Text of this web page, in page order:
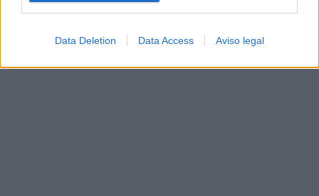
Data Deletion Data Access Aviso legal